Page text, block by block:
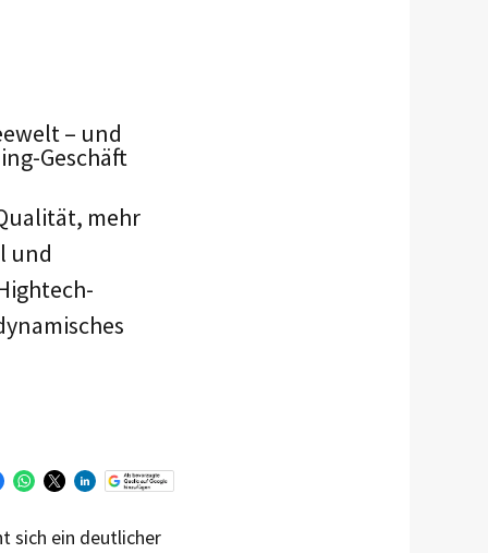
– und
Geschäft
mehr
und
sich ein deutlicher